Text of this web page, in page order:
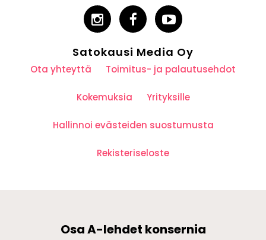
Satokausi Media Oy
Ota yhteyttä Toimitus- ja palautusehdot
Kokemuksia Yrityksille
Hallinnoi evästeiden suostumusta
Rekisteriseloste
Osa A-lehdet konsernia